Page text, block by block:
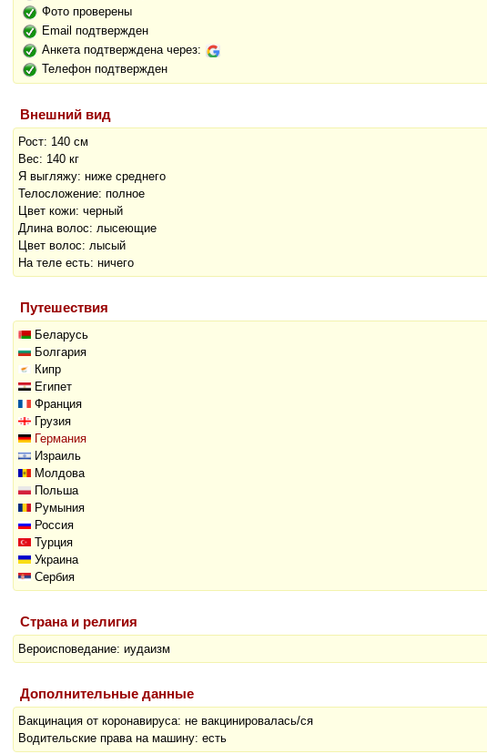
Фото проверены
Email подтвержден
Анкета подтверждена через:
Телефон подтвержден
Внешний вид
Рост: 140 см
Вес: 140 кг
Я выгляжу: ниже среднего
Телосложение: полное
Цвет кожи: черный
Длина волос: лысеющие
Цвет волос: лысый
На теле есть: ничего
Путешествия
Беларусь
Болгария
Кипр
Египет
Франция
Грузия
Германия
Израиль
Молдова
Польша
Румыния
Россия
Турция
Украина
Сербия
Страна и религия
Вероисповедание: иудаизм
Дополнительные данные
Вакцинация от коронавируса: не вакцинировалась/ся
Водительские права на машину: есть